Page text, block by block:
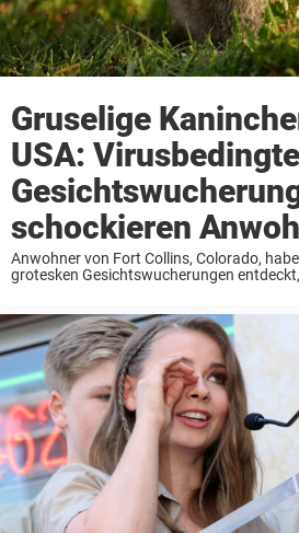
Gruselige
USA: Virusbedingte
schockieren
Anwohner von Fort Collins, Colorado,
grotesken Gesichtswucherungen
die aus ihren ...